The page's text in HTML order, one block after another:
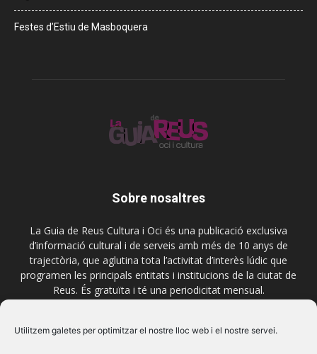
Utilitzem galetes per optimitzar el nostre lloc web i el nostre servei.
Festes d’Estiu de Masboquera
Sobre nosaltres
La Guia de Reus Cultura i Oci és una publicació exclusiva
d’informació cultural i de serveis amb més de 10 anys de
trajectòria, que aglutina tota l’activitat d’interès lúdic que
programen les principals entitats i institucions de la ciutat de
Reus. És gratuïta i té una periodicitat mensual.